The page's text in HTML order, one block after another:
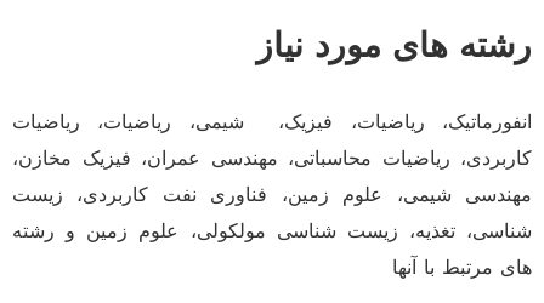
رشته های مورد نیاز
انفورماتیک، ریاضیات، فیزیک، شیمی، ریاضیات، ریاضیات
کاربردی، ریاضیات محاسباتی، مهندسی عمران، فیزیک مخازن،
مهندسی شیمی، علوم زمین، فناوری نفت کاربردی، زیست
شناسی، تغذیه، زیست شناسی مولکولی، علوم زمین و رشته
های مرتبط با آنها